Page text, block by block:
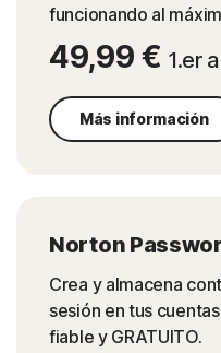
funcionando al
49,99 € 1.er
Más información
Norton
Crea y almacena
sesión en tus
fiable y GRATUITO.